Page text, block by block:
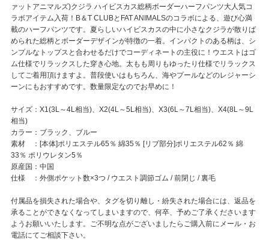
ァットアニマルズ)クジラ ハイビスカス総柄ボーダーハーフパンツ大人気コ
ラボアイテム入荷！B＆T CLUBとFAT ANIMALSのコラボによる、遊び心満
載のハーフパンツです。夏らしいハイビスカスの中に小さなクジラが散りば
められた総柄とボーダーデザインが特徴の一着。インパクトのある柄は、シ
ンプルなトップスと合わせるだけでコーディネートの主役に！ウエストはゴ
ム仕様でリラックスした穿き心地。太もも周りもゆったり仕様でリラックス
してご着用頂けますよ。普段使いはもちろん、海やプールなどのレジャーシ
ーンにもおすすめです。数量限定なのでお早めに！
サイズ：X1(3L～4L相当)、X2(4L～5L相当)、X3(6L～7L相当)、X4(8L～9L
相当)
カラー：ブラック、ブルー
素材 ：[本体]ポリエステル65％ 綿35％ [リブ部分]ポリエステル62％ 綿
33％ ポリウレタン5％
原産国：中国
仕様 ：外側ポケット数×3つ / ウエスト調節ゴム / 前閉じ / 裏毛
付属品を損失された場合や、タグを切り離し・紛失された場合には、返品を
承ることができなくなってしまいますので、何卒、予めご了承くださいます
ようお願いいたします。ご不明な点がございましたらご購入前にメール・お
電話にてご相談下さい。